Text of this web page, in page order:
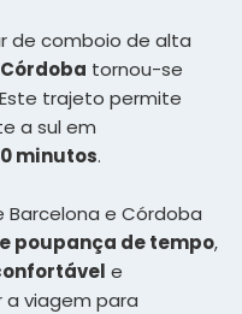
de comboio de alta
tornou-se
trajeto permite
a sul em
minutos.
e Córdoba
poupança de tempo,
e
a viagem para